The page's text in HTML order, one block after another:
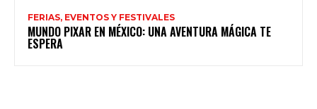
FERIAS, EVENTOS Y FESTIVALES
MUNDO PIXAR EN MÉXICO: UNA AVENTURA MÁGICA TE
ESPERA